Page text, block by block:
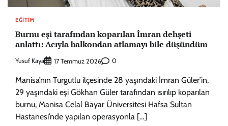
EĞITIM
Burnu eşi tarafından koparılan İmran dehşeti
anlattı: Acıyla balkondan atlamayı bile düşündüm
Yusuf Kaya 17 Temmuz 2026 0
Manisa’nın Turgutlu ilçesinde 28 yaşındaki İmran Güler’in,
29 yaşındaki eşi Gökhan Güler tarafından ısırılıp koparılan
burnu, Manisa Celal Bayar Üniversitesi Hafsa Sultan
Hastanesi’nde yapılan operasyonla […]